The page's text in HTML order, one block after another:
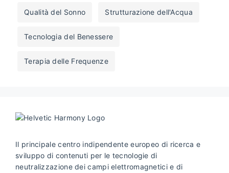
Qualità del Sonno Strutturazione dell'Acqua
Tecnologia del Benessere
Terapia delle Frequenze
Il principale centro indipendente europeo di ricerca e
sviluppo di contenuti per le tecnologie di
neutralizzazione dei campi elettromagnetici e di